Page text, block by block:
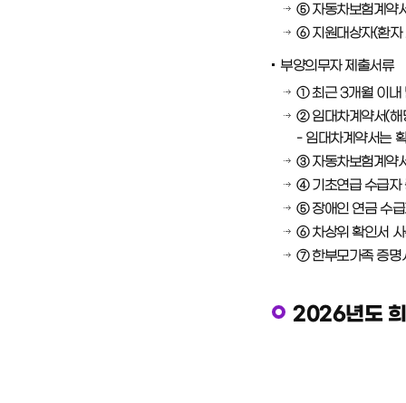
⑤ 자동차보험계약
⑥ 지원대상자(환자
부양의무자 제출서류
① 최근 3개월 이내
② 임대차계약서(해
- 임대차계약서는
③ 자동차보험계약
④ 기초연급 수급자
⑤ 장애인 연금 수급
⑥ 차상위 확인서 사
⑦ 한부모가족 증명
2026년도 희